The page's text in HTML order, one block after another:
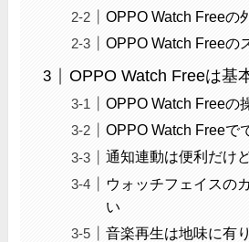
OPPO Watch Freeの
OPPO Watch Freeの
OPPO Watch Freeは基
OPPO Watch Freeの
OPPO Watch Freeで
通知連動は便利だけ
ウォッチフェイスの
い
音楽再生は地味に有